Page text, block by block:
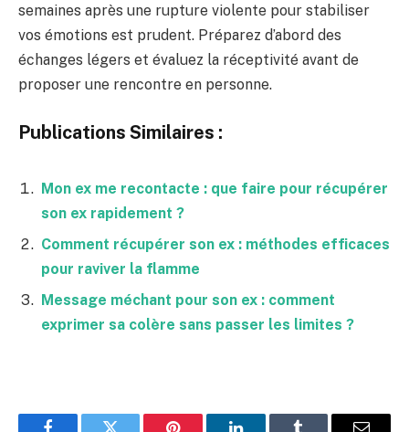
semaines après une rupture violente pour stabiliser
vos émotions est prudent. Préparez d’abord des
échanges légers et évaluez la réceptivité avant de
proposer une rencontre en personne.
Publications Similaires :
Mon ex me recontacte : que faire pour récupérer
son ex rapidement ?
Comment récupérer son ex : méthodes efficaces
pour raviver la flamme
Message méchant pour son ex : comment
exprimer sa colère sans passer les limites ?